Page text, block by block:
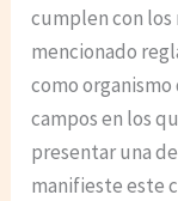
cumplen con
mencionado
como
campos en los
presentar una
manifieste este